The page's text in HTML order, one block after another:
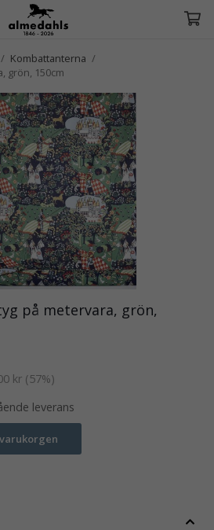
/ Kombattanterna /
grön, 150cm
på metervara, grön,
kr (57%)
leverans